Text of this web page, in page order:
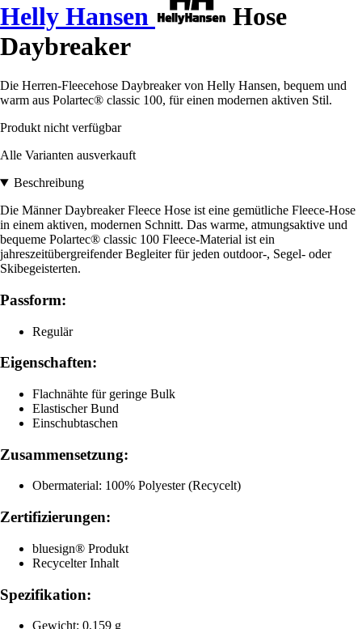
Helly Hansen
Hose
Daybreaker
Die Herren-Fleecehose Daybreaker von Helly Hansen, bequem und
warm aus Polartec® classic 100, für einen modernen aktiven Stil.
Produkt nicht verfügbar
Alle Varianten ausverkauft
Beschreibung
Die Männer Daybreaker Fleece Hose ist eine gemütliche Fleece-Hose
in einem aktiven, modernen Schnitt. Das warme, atmungsaktive und
bequeme Polartec® classic 100 Fleece-Material ist ein
jahreszeitübergreifender Begleiter für jeden outdoor-, Segel- oder
Skibegeisterten.
Passform:
Regulär
Eigenschaften:
Flachnähte für geringe Bulk
Elastischer Bund
Einschubtaschen
Zusammensetzung:
Obermaterial: 100% Polyester (Recycelt)
Zertifizierungen:
bluesign® Produkt
Recycelter Inhalt
Spezifikation:
Gewicht: 0,159 g